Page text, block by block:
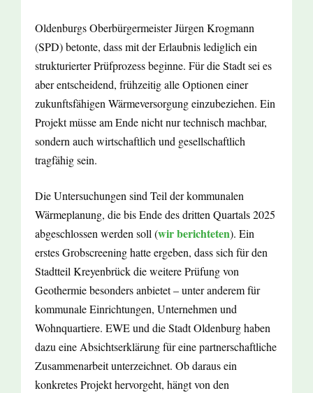
Oldenburgs Oberbürgermeister Jürgen Krogmann
(SPD) betonte, dass mit der Erlaubnis lediglich ein
strukturierter Prüfprozess beginne. Für die Stadt sei es
aber entscheidend, frühzeitig alle Optionen einer
zukunftsfähigen Wärmeversorgung einzubeziehen. Ein
Projekt müsse am Ende nicht nur technisch machbar,
sondern auch wirtschaftlich und gesellschaftlich
tragfähig sein.
Die Untersuchungen sind Teil der kommunalen
Wärmeplanung, die bis Ende des dritten Quartals 2025
abgeschlossen werden soll (wir berichteten). Ein
erstes Grobscreening hatte ergeben, dass sich für den
Stadtteil Kreyenbrück die weitere Prüfung von
Geothermie besonders anbietet – unter anderem für
kommunale Einrichtungen, Unternehmen und
Wohnquartiere. EWE und die Stadt Oldenburg haben
dazu eine Absichtserklärung für eine partnerschaftliche
Zusammenarbeit unterzeichnet. Ob daraus ein
konkretes Projekt hervorgeht, hängt von den